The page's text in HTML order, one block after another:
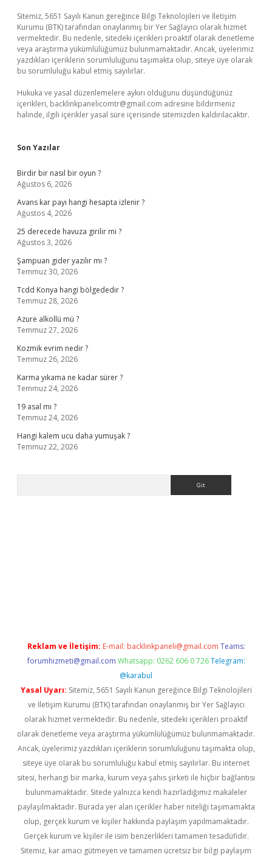
Sitemiz, 5651 Sayılı Kanun gereğince Bilgi Teknolojileri ve İletişim
Kurumu (BTK) tarafından onaylanmış bir Yer Sağlayıcı olarak hizmet
vermektedir. Bu nedenle, sitedeki içerikleri proaktif olarak denetleme
veya araştırma yükümlülüğümüz bulunmamaktadır. Ancak, üyelerimiz
yazdıkları içeriklerin sorumluluğunu taşımakta olup, siteye üye olarak
bu sorumluluğu kabul etmiş sayılırlar.
Hukuka ve yasal düzenlemelere aykırı olduğunu düşündüğünüz
içerikleri, backlinkpanelicomtr@gmail.com adresine bildirmeniz
halinde, ilgili içerikler yasal süre içerisinde sitemizden kaldırılacaktır.
Son Yazılar
Birdir bir nasıl bir oyun ?
Ağustos 6, 2026
Avans kar payı hangi hesapta izlenir ?
Ağustos 4, 2026
25 derecede havuza girilir mi ?
Ağustos 3, 2026
Şampuan gider yazılır mı ?
Temmuz 30, 2026
Tcdd Konya hangi bölgededir ?
Temmuz 28, 2026
Azure alkollü mü ?
Temmuz 27, 2026
Kozmik evrim nedir ?
Temmuz 26, 2026
Karma yıkama ne kadar sürer ?
Temmuz 24, 2026
19 asal mı ?
Temmuz 24, 2026
Hangi kalem ucu daha yumuşak ?
Temmuz 22, 2026
Reklam ve İletişim: E-mail: backlinkpaneli@gmail.com Teams:
forumhizmeti@gmail.com Whatsapp: 0262 606 0 726 Telegram:
@karabul
Yasal Uyarı: Sitemiz, 5651 Sayılı Kanun gereğince Bilgi Teknolojileri
ve İletişim Kurumu (BTK) tarafından onaylanmış bir Yer Sağlayıcı
olarak hizmet vermektedir. Bu nedenle, sitedeki içerikleri proaktif
olarak denetleme veya araştırma yükümlülüğümüz bulunmamaktadır.
Ancak, üyelerimiz yazdıkları içeriklerin sorumluluğunu taşımakta olup,
siteye üye olarak bu sorumluluğu kabul etmiş sayılırlar. Bu internet
sitesi, herhangi bir marka, kurum veya şahıs şirketi ile hiçbir bağlantısı
bulunmamaktadır. Sitede yalnızca kendi hazırladığımız makaleler
paylaşılmaktadır. Burada yer alan içerikler haber niteliği taşımamakta
olup, gerçek kurum ve kişiler hakkında paylaşım yapılmamaktadır.
Gerçek kurum ve kişiler ile isim benzerlikleri tamamen tesadüfidir.
Sitemiz, kar amacı gütmeyen ve tamamen ücretsiz bir bilgi paylaşım